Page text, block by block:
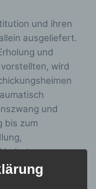
und ihren
ausgeliefert.
und
wird
und
bis zum
u.w.